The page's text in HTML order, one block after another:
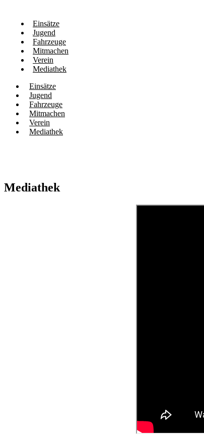
Einsätze
Jugend
Fahrzeuge
Mitmachen
Verein
Mediathek
Einsätze
Jugend
Fahrzeuge
Mitmachen
Verein
Mediathek
Mediathek